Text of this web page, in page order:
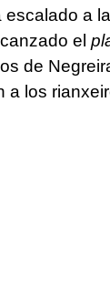
escalado a
el
de
a los